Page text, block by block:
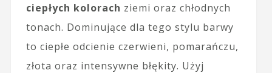
ciepłych kolorach ziemi oraz chłodnych
tonach. Dominujące dla tego stylu barwy
to ciepłe odcienie czerwieni, pomarańczu,
złota oraz intensywne błękity. Użyj